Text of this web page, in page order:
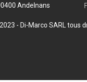
Andelnans
- Di-Marco SARL tous